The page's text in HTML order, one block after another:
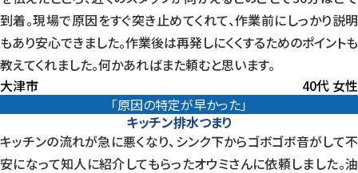
到着。現場で原因をすぐ突き止めてくれて、作業前にしっかり説明
もあり安心できました。作業後は再発しにくくするためのポイントも
教えてくれました。何かあればまた頼むと思います。
大津市
40代 女性
「原因の特定が早かった」
キッチン排水つまり
キッチンの流れが急に悪くなり、シンク下からゴボゴボ音がして不
安になって知人に紹介してもらったオウミさんに依頼しました。油